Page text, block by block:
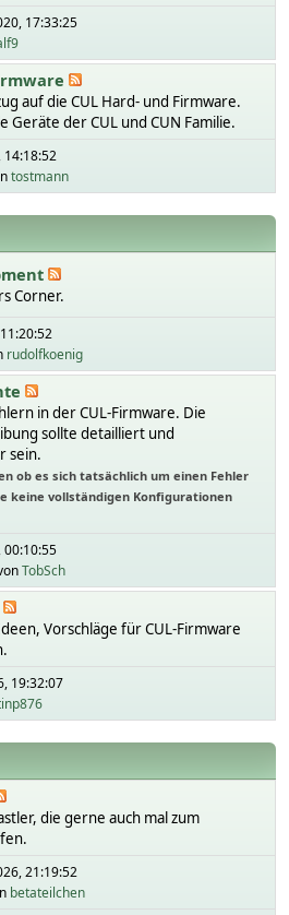
17:33:25
auf die CUL Hard- und Firmware.
Geräte der CUL und CUN Familie.
14:18:52
tostmann
Corner.
rudolfkoenig
in der CUL-Firmware. Die
sollte detailliert und
sein.
ob es sich tatsächlich um einen Fehler
keine vollständigen Konfigurationen
00:10:55
TobSch
Vorschläge für CUL-Firmware
19:32:07
die gerne auch mal zum
21:19:52
betateilchen